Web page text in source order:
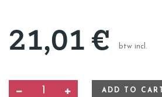
21,01 € btw incl.
ADD TO CART